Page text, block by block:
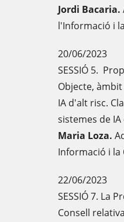
Jordi Bacaria.
l'Informació i
20/06/2023
SESSIÓ 5.
Objecte,
IA d'alt risc.
sistemes de
Maria Loza.
Informació i la
22/06/2023
SESSIÓ 7. La
Consell